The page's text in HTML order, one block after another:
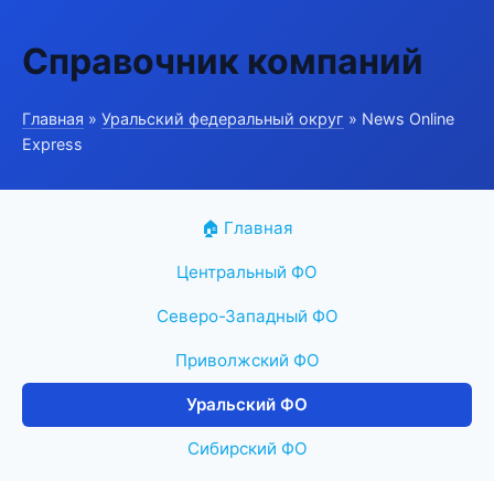
Справочник компаний
Главная » Уральский федеральный округ » News Online
Express
🏠 Главная
Центральный ФО
Северо-Западный ФО
Приволжский ФО
Уральский ФО
Сибирский ФО